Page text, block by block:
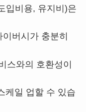
입비용, 유지비)은
버시가 충분히
스와의 호환성이
케일 업할 수 있습